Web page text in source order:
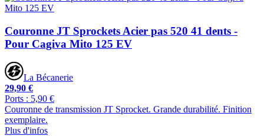
Couronne JT Sprockets Acier pas 520 41 dents -
Pour Cagiva Mito 125 EV
La Bécanerie
29,90 €
Ports : 5,90 €
Couronne de transmission JT Sprocket. Grande durabilité. Finition
exemplaire.
Plus d'infos